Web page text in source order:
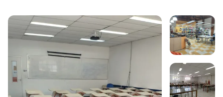
Galeria de imagem
Imagem 1